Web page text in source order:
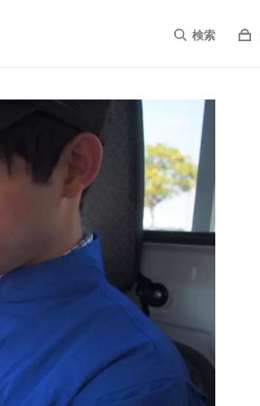
検索